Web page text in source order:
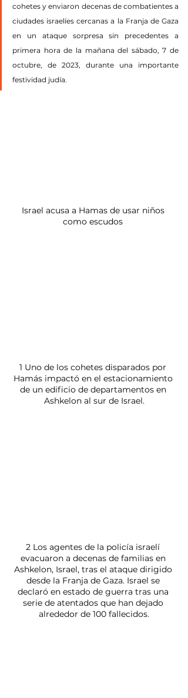
cohetes y enviaron decenas de combatientes a
ciudades israelíes cercanas a la Franja de Gaza
en un ataque sorpresa sin precedentes a
primera hora de la mañana del sábado, 7 de
octubre, de 2023, durante una importante
festividad judía.
Israel acusa a Hamas de usar niños
como escudos
1 Uno de los cohetes disparados por
Hamás impactó en el estacionamiento
de un edificio de departamentos en
Ashkelon al sur de Israel.
2 Los agentes de la policía israelí
evacuaron a decenas de familias en
Ashkelon, Israel, tras el ataque dirigido
desde la Franja de Gaza. Israel se
declaró en estado de guerra tras una
serie de atentados que han dejado
alrededor de 100 fallecidos.